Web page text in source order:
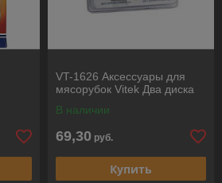
VT-1626 Аксессуары для
мясорубок Vitek Два диска
В наличии
69,30 руб.
Купить